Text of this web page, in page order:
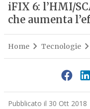
iFIX 6: l’HMI/
che aumenta
Home Tecnologie
Pubblicato il 30 Ott 2018